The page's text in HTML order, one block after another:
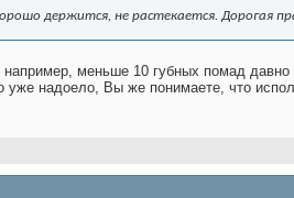
держится, не растекается. Дорогая
меньше 10 губных помад
уже надоело, Вы же понимаете, что